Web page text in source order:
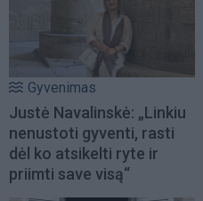
Gyvenimas
Justė Navalinskė: „Linkiu
nenustoti gyventi, rasti
dėl ko atsikelti ryte ir
priimti save visą“